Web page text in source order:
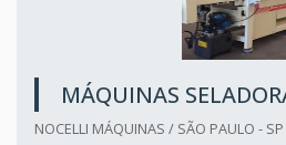
MÁQUINAS
NOCELLI MÁQUINAS / SÃO PAULO - SP